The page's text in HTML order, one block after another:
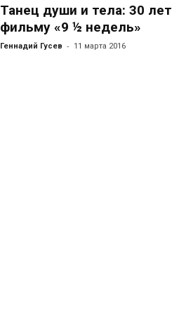
Танец души и тела: 30 лет
фильму «9 ½ недель»
Геннадий Гусев - 11 марта 2016